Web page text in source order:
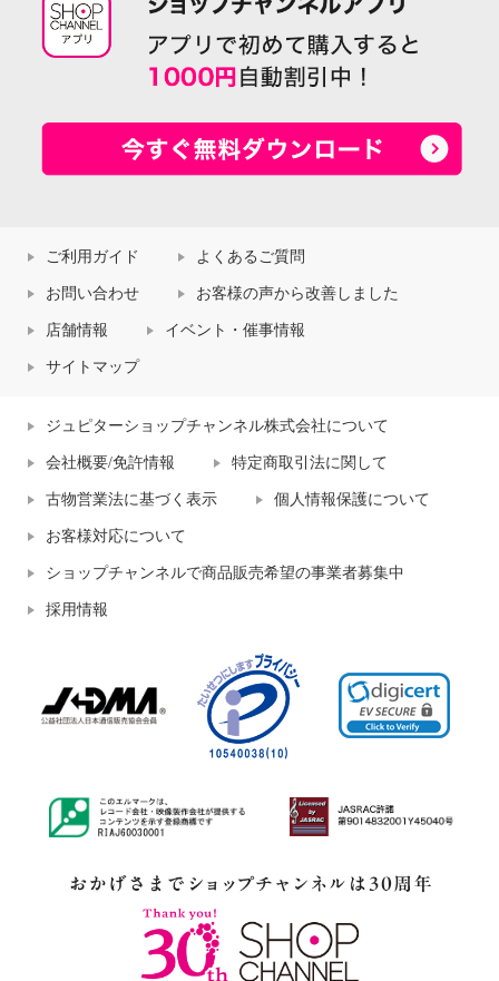
ご利用ガイド よくあるご質問
お問い合わせ お客様の声から改善しました
店舗情報 イベント・催事情報
サイトマップ
ジュピターショップチャンネル株式会社について
会社概要/免許情報 特定商取引法に関して
古物営業法に基づく表示 個人情報保護について
お客様対応について
ショップチャンネルで商品販売希望の事業者募集中
採用情報